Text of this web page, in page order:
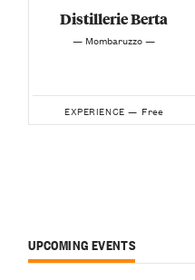
Distillerie Berta
— Mombaruzzo —
EXPERIENCE — Free
UPCOMING EVENTS